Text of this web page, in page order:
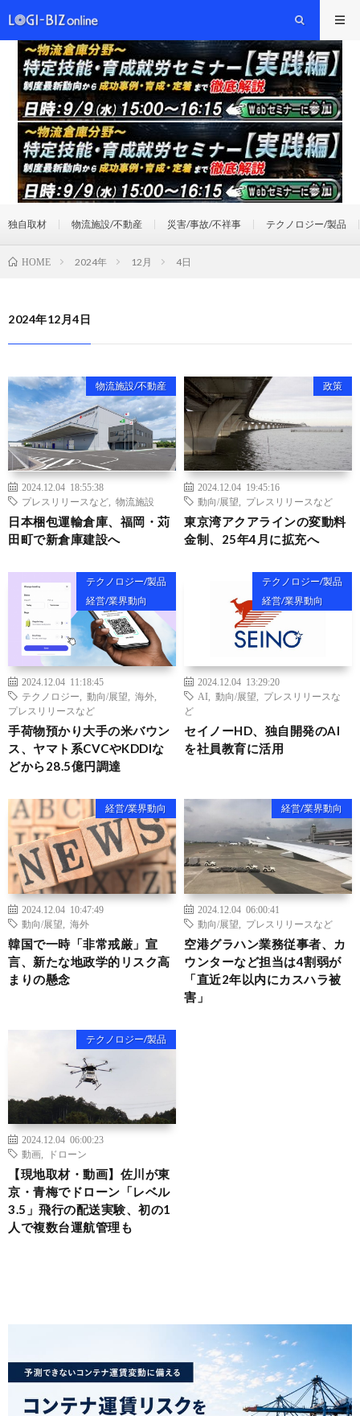
独自取材 物流施設/不動産 災害/事故/不祥事 テクノロジー/製品
HOME 2024年 12月 4日
2024年12月4日
物流施設/不動産
2024.12.04 18:55:38
プレスリリースなど
物流施設
日本梱包運輸倉庫、福岡・苅
田町で新倉庫建設へ
政策
2024.12.04 19:45:16
動向/展望
プレスリリースなど
東京湾アクアラインの変動料
金制、25年4月に拡充へ
テクノロジー/製品
経営/業界動向
2024.12.04 11:18:45
テクノロジー
動向/展望 海外
プレスリリースなど
手荷物預かり大手の米バウン
ス、ヤマト系CVCやKDDIな
どから28.5億円調達
テクノロジー/製品
経営/業界動向
2024.12.04 13:29:20
AI
動向/展望
プレスリリースな
ど
セイノーHD、独自開発のAI
を社員教育に活用
経営/業界動向
2024.12.04 10:47:49
動向/展望
海外
韓国で一時「非常戒厳」宣
言、新たな地政学的リスク高
まりの懸念
経営/業界動向
2024.12.04 06:00:41
動向/展望
プレスリリースなど
空港グラハン業務従事者、カ
ウンターなど担当は4割弱が
「直近2年以内にカスハラ被
害」
テクノロジー/製品
2024.12.04 06:00:23
動画
ドローン
【現地取材・動画】佐川が東
京・青梅でドローン「レベル
3.5」飛行の配送実験、初の1
人で複数台運航管理も